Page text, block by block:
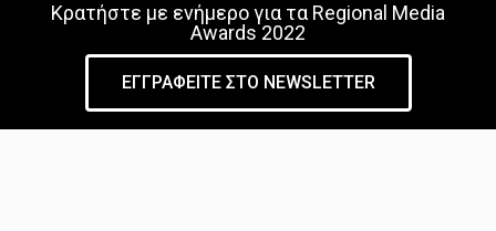
Κρατήστε με ενήμερο για τα Regional Media
Awards 2022
ΕΓΓΡΑΦΕΙΤΕ ΣΤΟ NEWSLETTER